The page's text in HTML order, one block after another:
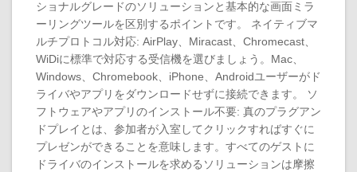
ショナルグレードのソリューションと基本的な画面ミラ
ーリングツールを区別するポイントです。 ネイティブマ
ルチプロトコル対応: AirPlay、Miracast、Chromecast、
WiDiに標準で対応する受信機を選びましょう。Mac、
Windows、Chromebook、iPhone、Androidユーザーがド
ライバやアプリをダウンロードせずに接続できます。 ソ
フトウェアやアプリのインストール不要: 真のプラグアン
ドプレイとは、参加者が入室してクリックすればすぐに
プレゼンができることを意味します。すべてのゲストに
ドライバのインストールを求めるソリューションは摩擦